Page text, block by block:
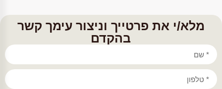
מלא/י את פרטייך וניצור עימך קשר
בהקדם